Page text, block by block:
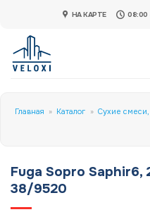
content
НА КАРТЕ 08:00
Главная » Каталог » Сухие
Fuga Sopro Saphir6,
38/9520